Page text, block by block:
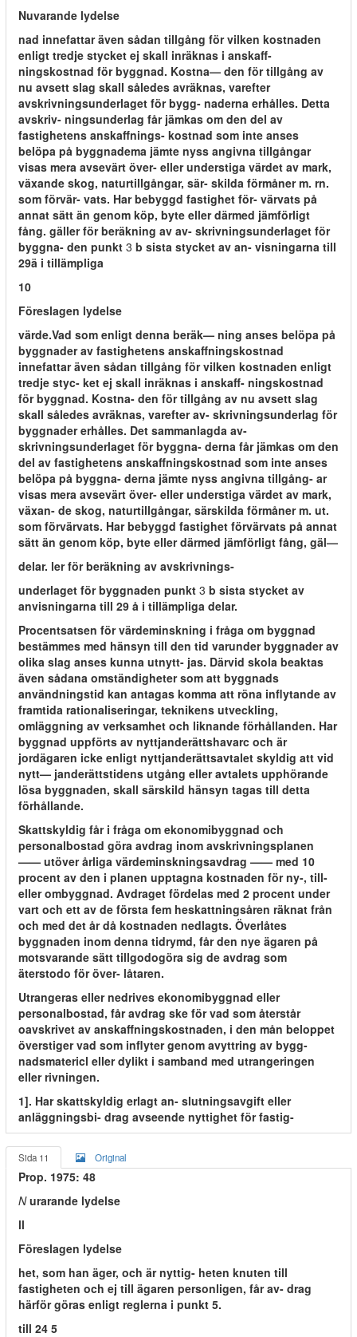
Nuvarande lydelse
nad innefattar även sådan tillgång för vilken kostnaden
enligt tredje stycket ej skall inräknas i anskaff-
ningskostnad för byggnad. Kostna— den för tillgång av
nu avsett slag skall således avräknas, varefter
avskrivningsunderlaget för bygg- naderna erhålles. Detta
avskriv- ningsunderlag får jämkas om den del av
fastighetens anskaffnings- kostnad som inte anses
belöpa på byggnadema jämte nyss angivna tillgångar
visas mera avsevärt över- eller understiga värdet av mark,
växande skog, naturtillgångar, sär- skilda förmåner m. rn.
som förvär- vats. Har bebyggd fastighet för- värvats på
annat sätt än genom köp, byte eller därmed jämförligt
fång. gäller för beräkning av av- skrivningsunderlaget för
byggna- den punkt 3 b sista stycket av an- visningarna till
29ä i tillämpliga
10
Föreslagen lydelse
värde.Vad som enligt denna beräk— ning anses belöpa på
byggnader av fastighetens anskaffningskostnad
innefattar även sådan tillgång för vilken kostnaden enligt
tredje styc- ket ej skall inräknas i anskaff- ningskostnad
för byggnad. Kostna- den för tillgång av nu avsett slag
skall således avräknas, varefter av- skrivningsunderlag för
byggnader erhålles. Det sammanlagda av-
skrivningsunderlaget för byggna- derna får jämkas om den
del av fastighetens anskaffningskostnad som inte anses
belöpa på byggna- derna jämte nyss angivna tillgång- ar
visas mera avsevärt över- eller understiga värdet av mark,
växan- de skog, naturtillgångar, särskilda förmåner m. ut.
som förvärvats. Har bebyggd fastighet förvärvats på annat
sätt än genom köp, byte eller därmed jämförligt fång, gäl—
delar. ler för beräkning av avskrivnings-
underlaget för byggnaden punkt 3 b sista stycket av
anvisningarna till 29 å i tillämpliga delar.
Procentsatsen för värdeminskning i fråga om byggnad
bestämmes med hänsyn till den tid varunder byggnader av
olika slag anses kunna utnytt- jas. Därvid skola beaktas
även sådana omständigheter som att byggnads
användningstid kan antagas komma att röna inflytande av
framtida rationaliseringar, teknikens utveckling,
omläggning av verksamhet och liknande förhållanden. Har
byggnad uppförts av nyttjanderättshavarc och är
jordägaren icke enligt nyttjanderättsavtalet skyldig att vid
nytt— janderättstidens utgång eller avtalets upphörande
lösa byggnaden, skall särskild hänsyn tagas till detta
förhållande.
Skattskyldig får i fråga om ekonomibyggnad och
personalbostad göra avdrag inom avskrivningsplanen
—— utöver årliga värdeminskningsavdrag —— med 10
procent av den i planen upptagna kostnaden för ny-, till-
eller ombyggnad. Avdraget fördelas med 2 procent under
vart och ett av de första fem heskattningsåren räknat från
och med det år då kostnaden nedlagts. Överlåtes
byggnaden inom denna tidrymd, får den nye ägaren på
motsvarande sätt tillgodogöra sig de avdrag som
äterstodo för över- låtaren.
Utrangeras eller nedrives ekonomibyggnad eller
personalbostad, får avdrag ske för vad som återstår
oavskrivet av anskaffningskostnaden, i den mån beloppet
överstiger vad som inflyter genom avyttring av bygg-
nadsmatericl eller dylikt i samband med utrangeringen
eller rivningen.
1]. Har skattskyldig erlagt an- slutningsavgift eller
anläggningsbi- drag avseende nyttighet för fastig-
Sida 11 Original
Prop. 1975: 48
Nurarande lydelse
ll
Föreslagen lydelse
het, som han äger, och är nyttig- heten knuten till
fastigheten och ej till ägaren personligen, får av- drag
härför göras enligt reglerna i punkt 5.
till 24 5